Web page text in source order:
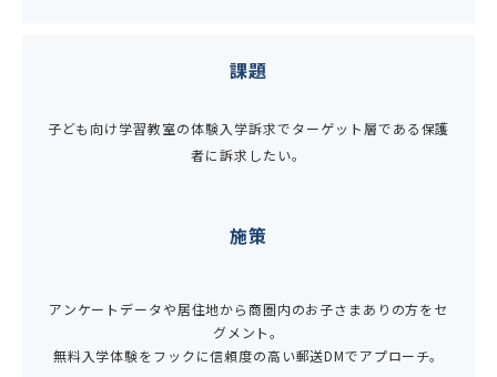
課題
子ども向け学習教室の体験入学訴求でターゲット層である保護
者に訴求したい。
施策
アンケートデータや居住地から商圏内のお子さまありの方をセ
グメント。
無料入学体験をフックに信頼度の高い郵送DMでアプローチ。